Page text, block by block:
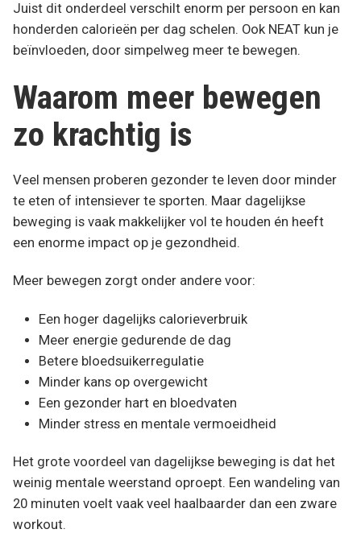
Juist dit onderdeel verschilt enorm per persoon en kan
honderden calorieën per dag schelen. Ook NEAT kun je
beïnvloeden, door simpelweg meer te bewegen.
Waarom meer bewegen
zo krachtig is
Veel mensen proberen gezonder te leven door minder
te eten of intensiever te sporten. Maar dagelijkse
beweging is vaak makkelijker vol te houden én heeft
een enorme impact op je gezondheid.
Meer bewegen zorgt onder andere voor:
Een hoger dagelijks calorieverbruik
Meer energie gedurende de dag
Betere bloedsuikerregulatie
Minder kans op overgewicht
Een gezonder hart en bloedvaten
Minder stress en mentale vermoeidheid
Het grote voordeel van dagelijkse beweging is dat het
weinig mentale weerstand oproept. Een wandeling van
20 minuten voelt vaak veel haalbaarder dan een zware
workout.